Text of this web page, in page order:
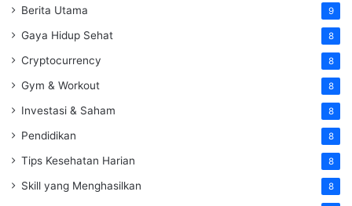
Berita Utama 9
Gaya Hidup Sehat 8
Cryptocurrency 8
Gym & Workout 8
Investasi & Saham 8
Pendidikan 8
Tips Kesehatan Harian 8
Skill yang Menghasilkan 8